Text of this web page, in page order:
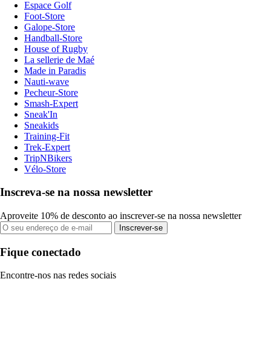
Espace Golf
Foot-Store
Galope-Store
Handball-Store
House of Rugby
La sellerie de Maé
Made in Paradis
Nauti-wave
Pecheur-Store
Smash-Expert
Sneak'In
Sneakids
Training-Fit
Trek-Expert
TripNBikers
Vélo-Store
Inscreva-se na nossa newsletter
Aproveite 10% de desconto ao inscrever-se na nossa newsletter
Inscrever-se
Fique conectado
Encontre-nos nas redes sociais